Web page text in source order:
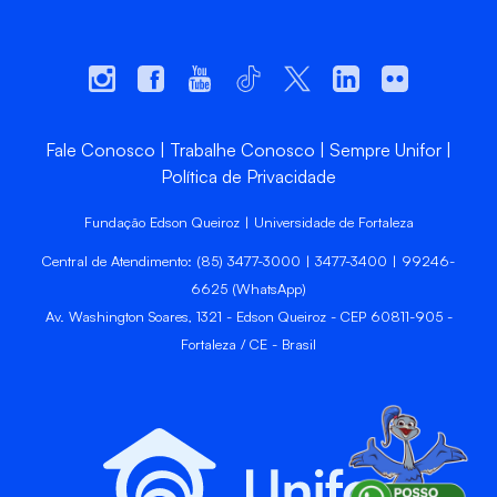
Fale Conosco Trabalhe Conosco
Sempre Unifor
Política de Privacidade
Fundação Edson Queiroz | Universidade de Fortaleza
Central de Atendimento: (85) 3477-3000 | 3477-3400 | 99246-
6625 (WhatsApp)
Av. Washington Soares, 1321 - Edson Queiroz - CEP 60811-905 -
Fortaleza / CE - Brasil